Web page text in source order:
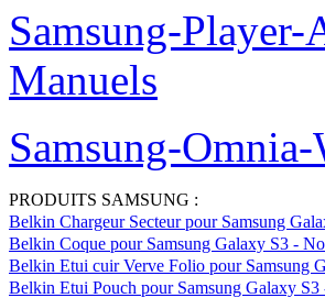
Samsung-
Manuels
Samsung-
PRODUITS SAMSUNG :
Belkin Chargeur Secteur pour Samsung
Belkin Coque pour Samsung Galaxy S3 -
Belkin Etui cuir Verve Folio pour Samsung
Belkin Etui Pouch pour Samsung Galaxy